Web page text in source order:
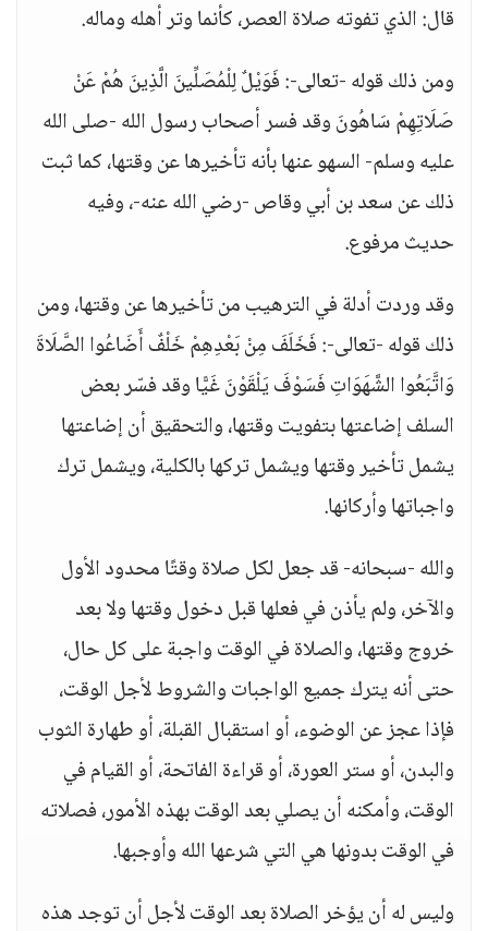
قال: الذي تفوته صلاة العصر، كأنما وتر أهله وماله.
ومن ذلك قوله -تعالى-: فَوَيْلٌ لِلْمُصَلِّينَ الَّذِينَ هُمْ عَنْ
صَلَاتِهِمْ سَاهُونَ وقد فسر أصحاب رسول الله -صلى الله
عليه وسلم- السهو عنها بأنه تأخيرها عن وقتها، كما ثبت
ذلك عن سعد بن أبي وقاص -رضي الله عنه-، وفيه
حديث مرفوع.
وقد وردت أدلة في الترهيب من تأخيرها عن وقتها، ومن
ذلك قوله -تعالى-: فَخَلَفَ مِنْ بَعْدِهِمْ خَلْفٌ أَضَاعُوا الصَّلَاةَ
وَاتَّبَعُوا الشَّهَوَاتِ فَسَوْفَ يَلْقَوْنَ غَيًّا وقد فسّر بعض
السلف إضاعتها بتفويت وقتها، والتحقيق أن إضاعتها
يشمل تأخير وقتها ويشمل تركها بالكلية، ويشمل ترك
واجباتها وأركانها.
والله -سبحانه- قد جعل لكل صلاة وقتًا محدود الأول
والآخر، ولم يأذن في فعلها قبل دخول وقتها ولا بعد
خروج وقتها، والصلاة في الوقت واجبة على كل حال،
حتى أنه يترك جميع الواجبات والشروط لأجل الوقت،
فإذا عجز عن الوضوء، أو استقبال القبلة، أو طهارة الثوب
والبدن، أو ستر العورة، أو قراءة الفاتحة، أو القيام في
الوقت، وأمكنه أن يصلي بعد الوقت بهذه الأمور، فصلاته
في الوقت بدونها هي التي شرعها الله وأوجبها.
وليس له أن يؤخر الصلاة بعد الوقت لأجل أن توجد هذه